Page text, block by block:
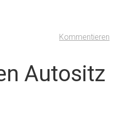
Kommentieren
Autositz